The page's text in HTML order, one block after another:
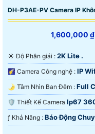
DH-P3AE-PV Camera IP
1,600,000 ₫
☀️ Độ Phân giải : 2K Lite .
🌠 Camera Công nghệ : IP
🌛 Tầm Nhìn Ban Đêm : Full
🛡 Thiết Kế Camera Ip67
️ƒ Khả Năng : Báo Động